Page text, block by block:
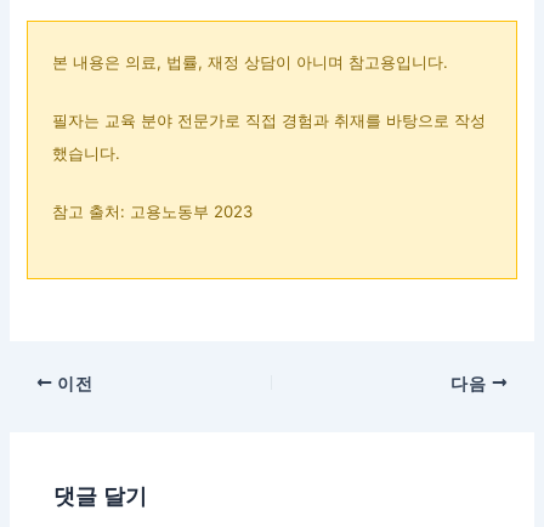
본 내용은 의료, 법률, 재정 상담이 아니며 참고용입니다.
필자는 교육 분야 전문가로 직접 경험과 취재를 바탕으로 작성
했습니다.
참고 출처: 고용노동부 2023
이전 다음
댓글 달기